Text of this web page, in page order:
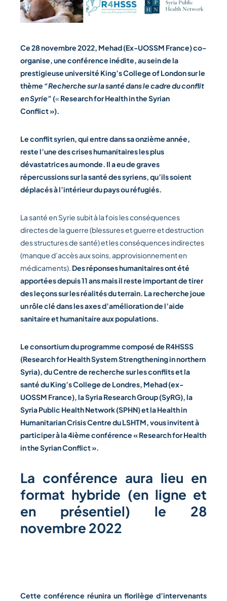
Ce 28 novembre 2022, Mehad (Ex-UOSSM France) co-
organise, une conférence inédite, au sein de la
prestigieuse université King’s College of London sur le
thème “Recherche sur la santé dans le cadre du conflit
en Syrie” (« Research for Health in the Syrian
Conflict »).
Le conflit syrien, qui entre dans sa onzième année,
reste l’une des crises humanitaires les plus
dévastatrices au monde. Il a eu de graves
répercussions sur la santé des syriens, qu’ils soient
déplacés à l’intérieur du pays ou réfugiés.
La santé en Syrie subit à la fois les conséquences
directes de la guerre (blessures et guerre et destruction
des structures de santé) et les conséquences indirectes
(manque d’accès aux soins, approvisionnement en
médicaments). Des réponses humanitaires ont été
apportées depuis 11 ans mais il reste important de tirer
des leçons sur les réalités du terrain. La recherche joue
un rôle clé dans les axes d’amélioration de l’aide
sanitaire et humanitaire aux populations.
Le consortium du programme composé de R4HSSS
(Research for Health System Strengthening in northern
Syria), du Centre de recherche sur les conflits et la
santé du King’s College de Londres, Mehad (ex-
UOSSM France), la Syria Research Group (SyRG), la
Syria Public Health Network (SPHN) et la Health in
Humanitarian Crisis Centre du LSHTM,vous invitent à
participer à la 4ième conférence « Research for Health
in the Syrian Conflict ».
La conférence aura lieu en
format hybride (en ligne et
en présentiel) le 28
novembre 2022
Cette conférence réunira un florilège d’intervenants